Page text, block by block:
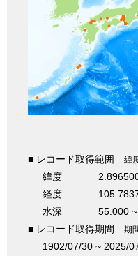
■ レコード取得範囲 緯
緯度
経度
水深
55.000
■ レコード取得期間
期
1902/07/30 ~ 2025/